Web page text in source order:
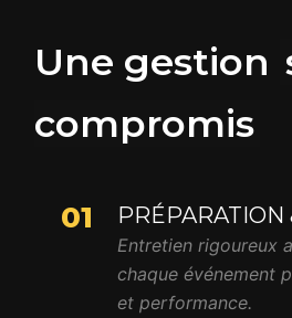
Une gestion
compromis
01 PRÉPARATION
Entretien rigoureux
chaque événement
et performance.